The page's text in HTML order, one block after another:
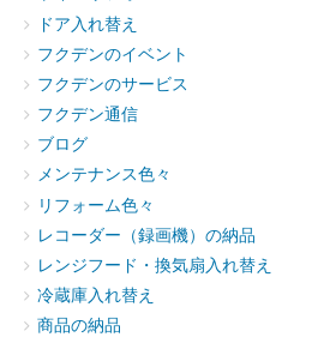
ドア入れ替え
フクデンのイベント
フクデンのサービス
フクデン通信
ブログ
メンテナンス色々
リフォーム色々
レコーダー（録画機）の納品
レンジフード・換気扇入れ替え
冷蔵庫入れ替え
商品の納品